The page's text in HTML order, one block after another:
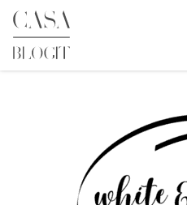
Skip
content